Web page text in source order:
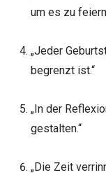
um es zu
„Jeder
begrenzt ist.“
„In der
gestalten.“
„Die Zeit